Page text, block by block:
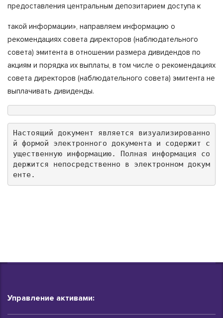
предоставления центральным депозитарием доступа к
такой информации», направляем информацию о
рекомендациях совета директоров (наблюдательного
совета) эмитента в отношении размера дивидендов по
акциям и порядка их выплаты, в том числе о рекомендациях
совета директоров (наблюдательного совета) эмитента не
выплачивать дивиденды.
Настоящий документ является визуализированно
й формой электронного документа и содержит с
ущественную информацию. Полная информация со
держится непосредственно в электронном докум
енте.
Управление активами: